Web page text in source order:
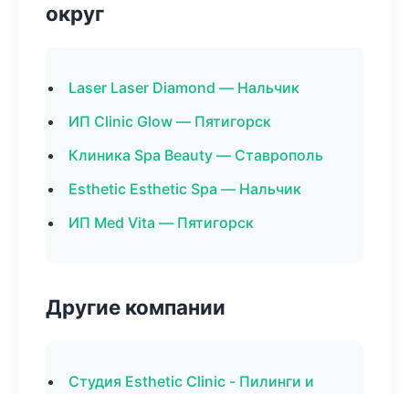
округ
Laser Laser Diamond — Нальчик
ИП Clinic Glow — Пятигорск
Клиника Spa Beauty — Ставрополь
Esthetic Esthetic Spa — Нальчик
ИП Med Vita — Пятигорск
Другие компании
Студия Esthetic Clinic - Пилинги и